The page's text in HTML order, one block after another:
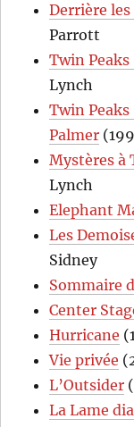
Derrière
Parrott
Twin
Lynch
Twin Peaks
Palmer
Mystères à
Lynch
Elephant
Les
Sidney
Sommaire
Center
Hurricane
Vie privée
L’Outsider
La Lame